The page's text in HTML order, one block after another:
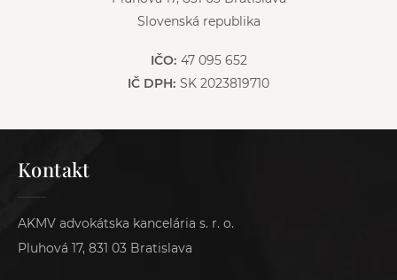
Slovenská republika
IČO: 47 095 652
IČ DPH: SK 2023819710
Kontakt
AKMV advokátska kancelária s. r. o.
Pluhová 17, 831 03 Bratislava